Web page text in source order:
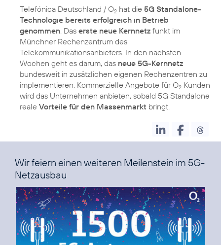
Telefónica Deutschland / O2 hat die 5G Standalone-
Technologie bereits erfolgreich in Betrieb
genommen. Das erste neue Kernnetz funkt im
Münchner Rechenzentrum des
Telekommunikationsanbieters. In den nächsten
Wochen geht es darum, das neue 5G-Kernnetz
bundesweit in zusätzlichen eigenen Rechenzentren zu
implementieren. Kommerzielle Angebote für O2 Kunden
wird das Unternehmen anbieten, sobald 5G Standalone
reale Vorteile für den Massenmarkt
Wir feiern einen weiteren Meilenstein im 5G-
Netzausbau